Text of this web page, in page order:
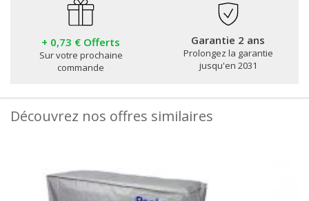
+ 0,73 € Offerts
Sur votre prochaine
commande
Garantie 2 ans
Prolongez la garantie
jusqu'en 2031
Découvrez nos offres similaires